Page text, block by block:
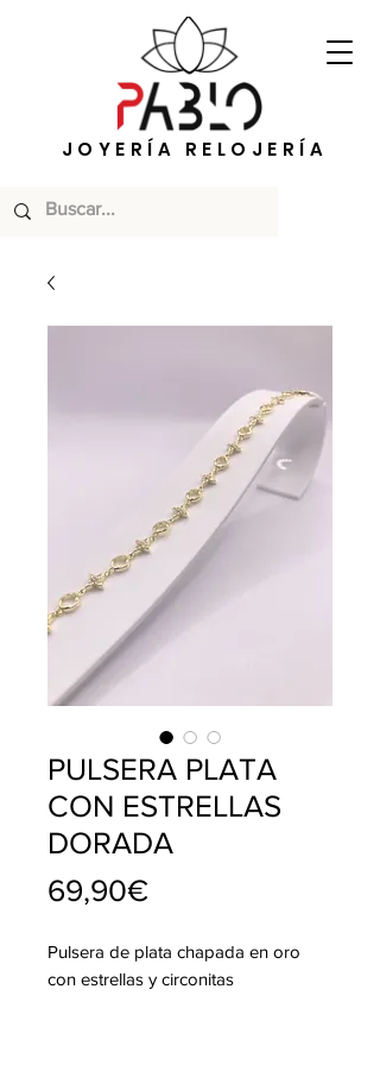
JOYERÍA RELOJERÍA
PULSERA PLATA
CON ESTRELLAS
DORADA
69,90€Price
Pulsera de plata chapada en oro
con estrellas y circonitas